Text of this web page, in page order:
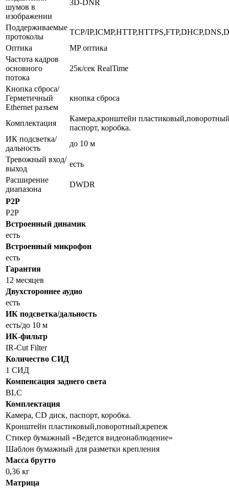
шумов в
изображении
3D-DNR
Поддерживаемые
протоколы
TCP/
Оптика
MP оптика
Частота кадров
основного
потока
25к/сек RealTime
Кнопка сброса/
Герметичный
Ethernet разъем
кнопка сброса
Комплектация
Камера,кронштейн
паспорт, коробка.
ИК подсветка/
дальность
до 10 м
Тревожный вход/
выход
есть
Расширение
диапазона
DWDR
P2P
P2P
Встроенный динамик
есть
Встроенный микрофон
есть
Гарантия
12 месяцев
Двухстороннее аудио
есть
ИК подсветка/дальность
есть/до 10 м
ИК-фильтр
IR-Cut Filter
Количество СИД
1 СИД
Компенсация заднего света
BLC
Комплектация
Камера, СD диск, паспорт, коробка.
Кронштейн пластиковый,поворотный,крепеж
Стикер бумажный «Ведется видеонаблюдение»
Шаблон бумажный для разметки крепления
Масса брутто
0,36 кг
Матрица